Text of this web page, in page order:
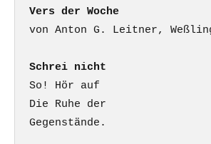
Vers der Woche
Schrei nicht
So! Hör auf
Die Ruhe der
Gegenstände.